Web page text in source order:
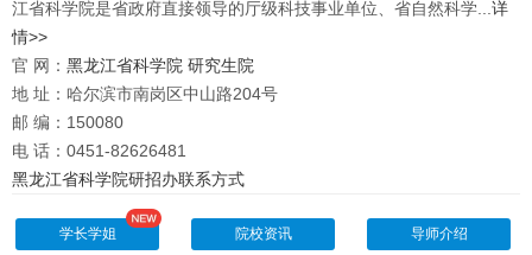
江省科学院是省政府直接领导的厅级科技事业单位、省自然科学... 详
情>>
官 网： 黑龙江省科学院 研究生院
地 址：哈尔滨市南岗区中山路204号
邮 编：150080
电 话：0451-82626481
黑龙江省科学院研招办联系方式
学长学姐 院校资讯 导师介绍